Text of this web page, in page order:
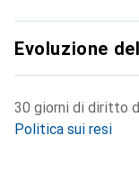
Evoluzione
30 giorni di diritto
Politica sui resi